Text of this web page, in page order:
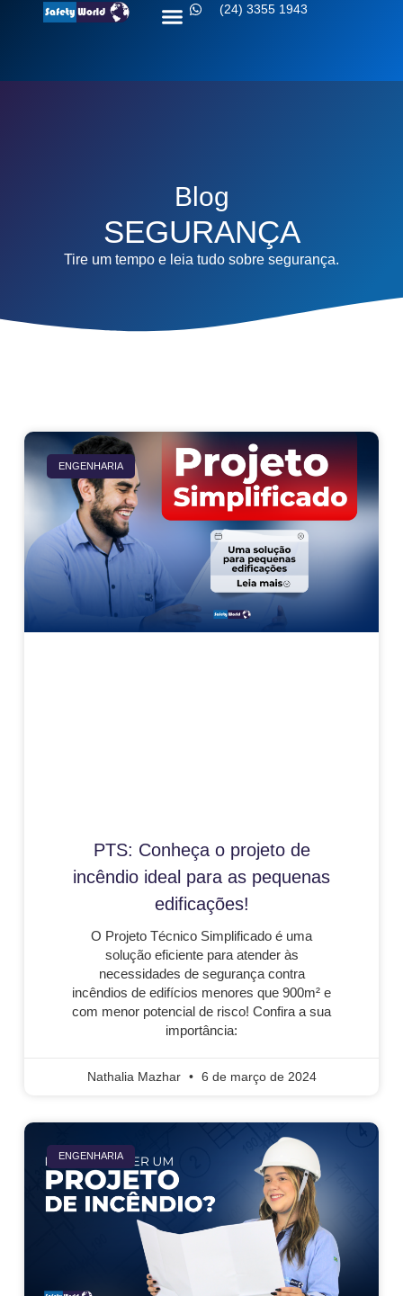
(24) 3355 1943
Blog
SEGURANÇA
Tire um tempo e leia tudo sobre segurança.
ENGENHARIA
PTS: Conheça o projeto de
incêndio ideal para as pequenas
edificações!
O Projeto Técnico Simplificado é uma
solução eficiente para atender às
necessidades de segurança contra
incêndios de edifícios menores que 900m² e
com menor potencial de risco! Confira a sua
importância:
Nathalia Mazhar 6 de março de 2024
ENGENHARIA